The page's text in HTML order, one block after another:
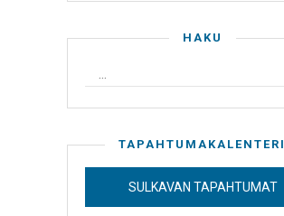
HAKU
TAPAHTUMAKALENTERI
SULKAVAN TAPAHTUMAT